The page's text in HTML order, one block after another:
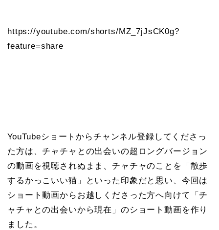
https://youtube.com/shorts/MZ_7jJsCK0g?
feature=share
YouTubeショートからチャンネル登録してくださっ
た方は、チャチャとの出会いの超ロングバージョン
の動画を視聴されぬまま、チャチャのことを「散歩
するかっこいい猫」といった印象だと思い、今回は
ショート動画からお越しくださった方へ向けて「チ
ャチャとの出会いから現在」のショート動画を作り
ました。